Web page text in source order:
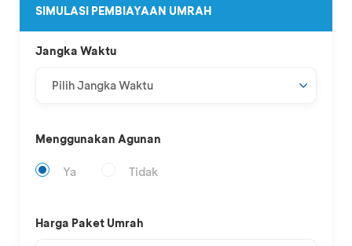
SIMULASI PEMBIAYAAN UMRAH
Jangka Waktu
Menggunakan Agunan
Ya Tidak
Harga Paket Umrah